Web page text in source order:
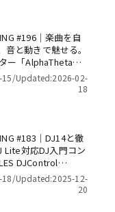
#196｜楽曲を自
と動きで魅せる。
ー「AlphaTheta
presented by パワー
15/Updated:2026-02-
18
#183｜DJ14と徹
Lite対応DJ入門コン
DJControl
by パワー
18/Updated:2025-12-
20